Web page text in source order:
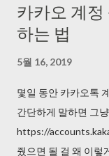
카카오 계정
하는 법
5월 16, 2019
몇일 동안 카카오톡
간단하게 말하면 그냥
https://
줬으면 될 걸 왜 이렇